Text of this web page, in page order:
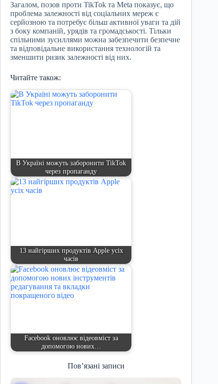
Загалом, позов проти TikTok та Meta показує, що
проблема залежності від соціальних мереж є
серйозною та потребує більш активної уваги та дій
з боку компаній, урядів та громадськості. Тільки
спільними зусиллями можна забезпечити безпечне
та відповідальне використання технологій та
зменшити ризик залежності від них.
Читайте також:
В Україні можуть заборонити TikTok
через пропаганду
13 найгірших продуктів Apple усіх
часів
Facebook оновлює відеовміст за
допомогою нових…
Пов’язані записи